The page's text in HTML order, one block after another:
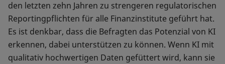
den letzten zehn Jahren zu strengeren regulatorischen
Reportingpflichten für alle Finanzinstitute geführt hat.
Es ist denkbar, dass die Befragten das Potenzial von KI
erkennen, dabei unterstützen zu können. Wenn KI mit
qualitativ hochwertigen Daten gefüttert wird, kann sie